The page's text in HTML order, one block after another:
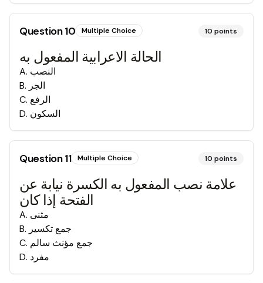
Question10 Multiple Choice 10 points
الحالة الاعرابية المفعول به
A. النصب
B. الجر
C. الرفع
D. السكون
Question11 Multiple Choice 10 points
علامة نصب المفعول به الكسرة نيابة عن
الفتحة إذا كان
A. مثنى
B. جمع تكسير
C. جمع مؤنث سالم
D. مفرد